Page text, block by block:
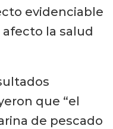
evidenciable
la salud
que “el
de pescado